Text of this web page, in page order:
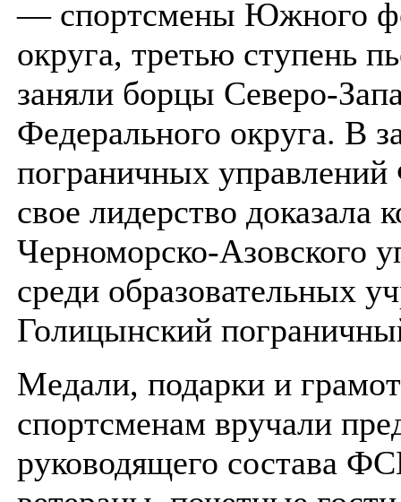
— спортсмены Южного
округа, третью ступень
заняли борцы Северо-
Федерального округа. В
пограничных
свое лидерство доказала
Черноморско-Азовского
среди образовательных
Голицынский
Медали, подарки и
спортсменам вручали
руководящего состава